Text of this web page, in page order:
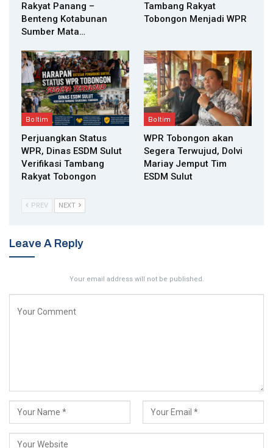
Rakyat Panang –
Benteng Kotabunan
Sumber Mata…
Tambang Rakyat
Tobongon Menjadi WPR
Boltim
Perjuangkan Status
WPR, Dinas ESDM Sulut
Verifikasi Tambang
Rakyat Tobongon
Boltim
WPR Tobongon akan
Segera Terwujud, Dolvi
Mariay Jemput Tim
ESDM Sulut
PREV NEXT
Leave A Reply
Your email address will not be published.